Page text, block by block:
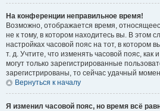
На конференции неправильное время!
Возможно, отображается время,
не к тому, в котором находитесь вы. В этом
настройках часовой пояс на тот, в котором
т. д. Учтите, что изменять часовой пояс, как
могут только зарегистрированные
зарегистрированы, то сейчас удачный
Вернуться к началу
Я изменил часовой пояс, но время всё